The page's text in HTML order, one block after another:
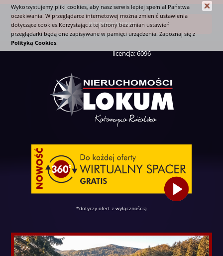
ROZWIŃ MENU
licencja: 6096
*dotyczy ofert z wyłącznością
Wykorzystujemy pliki cookies, aby nasz serwis lepiej spełniał Państwa
oczekiwania. W przeglądarce internetowej można zmienić ustawienia
dotyczące cookies.Korzystając z tej strony bez zmian ustawień
przeglądarki będą one zapisywane w pamięci urządzenia. Zapoznaj się z
Polityką Cookies.